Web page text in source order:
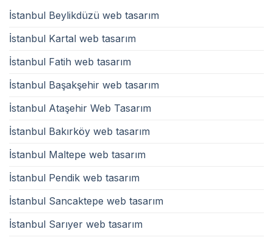
İstanbul Beylikdüzü web tasarım
İstanbul Kartal web tasarım
İstanbul Fatih web tasarım
İstanbul Başakşehir web tasarım
İstanbul Ataşehir Web Tasarım
İstanbul Bakırköy web tasarım
İstanbul Maltepe web tasarım
İstanbul Pendik web tasarım
İstanbul Sancaktepe web tasarım
İstanbul Sarıyer web tasarım